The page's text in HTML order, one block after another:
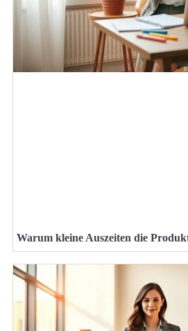
Warum kleine Auszeiten die